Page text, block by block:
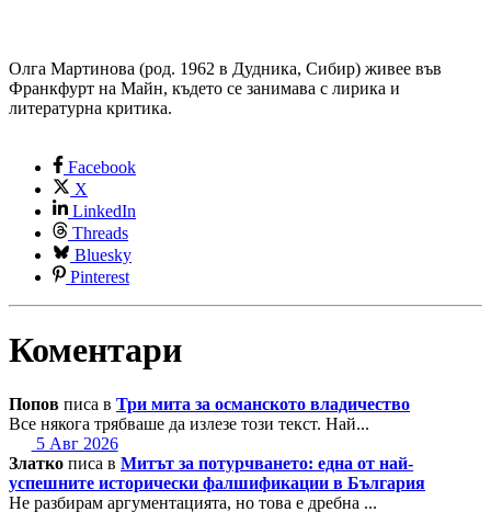
Олга Мартинова (род. 1962 в Дудника, Сибир) живее във
Франкфурт на Майн, където се занимава с лирика и
литературна критика.
Facebook
X
LinkedIn
Threads
Bluesky
Pinterest
Коментари
Попов писа в Три мита за османското владичество
Все някога трябваше да излезе този текст. Най...
5 Авг 2026
Златко писа в Митът за потурчването: една от най-
успешните исторически фалшификации в България
Не разбирам аргументацията, но това е дребна ...